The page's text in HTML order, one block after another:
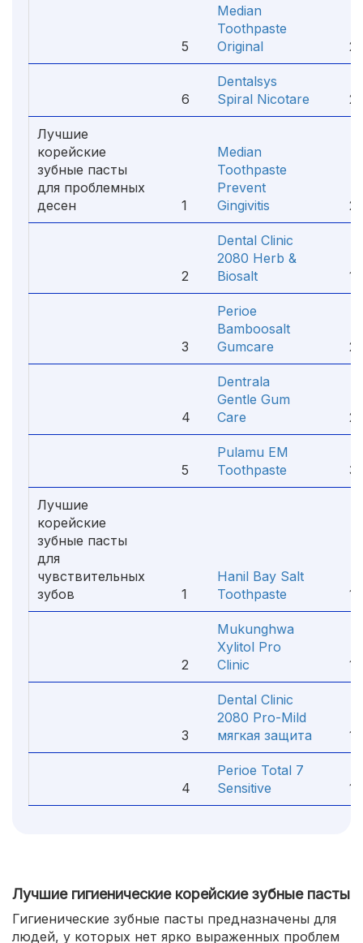
5
Median
Toothpaste
Original
6
Dentalsys
Spiral Nicotare
Лучшие
корейские
зубные пасты
для проблемных
десен
1
Median
Toothpaste
Prevent
Gingivitis
2
Dental Clinic
2080 Herb &
Biosalt
3
Perioe
Bamboosalt
Gumcare
4
Dentrala
Gentle Gum
Care
5
Pulamu EM
Toothpaste
Лучшие
корейские
зубные пасты
для
чувствительных
зубов
1
Hanil Bay Salt
Toothpaste
2
Mukunghwa
Xylitol Pro
Clinic
3
Dental Clinic
2080 Pro-Mild
мягкая защита
4
Perioe Total 7
Sensitive
Лучшие гигиенические корейские зубные пасты
Гигиенические зубные пасты предназначены для
людей, у которых нет ярко выраженных проблем